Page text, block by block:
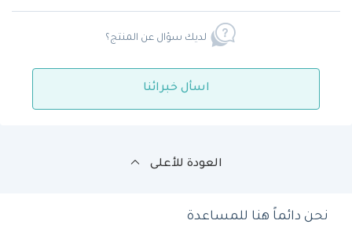
لديك سؤال عن المنتج؟
اسأل خبرائنا
العودة للأعلى
نحن دائماً هنا للمساعدة